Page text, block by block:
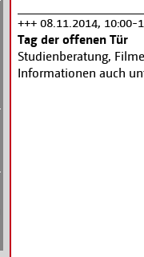
+++ 08.11.2014,
Tag der offenen Tür
Studienberatung,
Informationen auch